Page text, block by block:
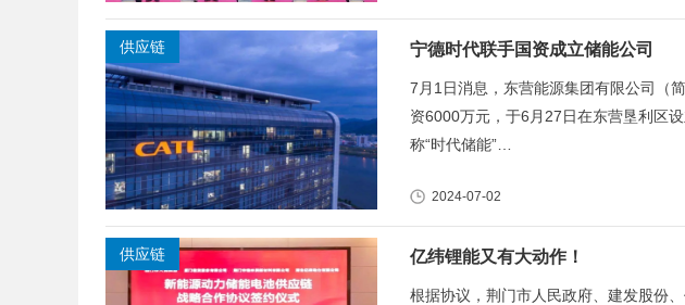
供应链 宁德时代联手国资成立储能公司
7月1日消息，东营能源集团有限公司（
资6000万元，于6月27日在东营垦利区
称“时代储能”…
2024-07-02
供应链 亿纬锂能又有大动作！
根据协议，荆门市人民政府、建发股份